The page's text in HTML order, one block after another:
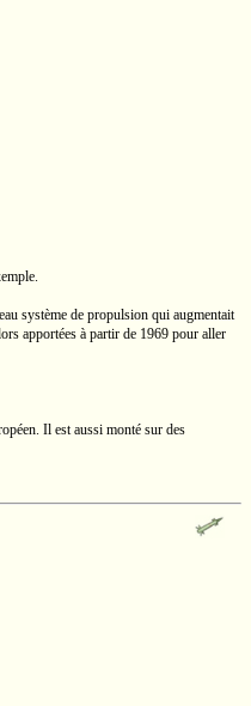
système de propulsion qui augmentait
apportées à partir de 1969 pour aller
Il est aussi monté sur des